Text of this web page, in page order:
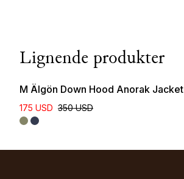
Lignende produkter
M Älgön Down Hood Anorak Jacket
175 USD 350 USD